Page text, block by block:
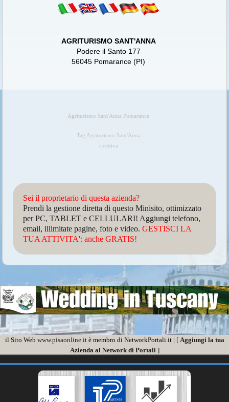
AGRITURISMO SANT'ANNA
Podere il Santo 177
56045 Pomarance (PI)
Agriturismo Sant'Anna Pomarance
Tag Agriturismo Sant'Anna
ricettiva
Sei il proprietario di questa azienda?
Prendi la gestione diretta di questo Minisito, ottimizzato
per PC, TABLET e CELLULARI! Aggiungi telefono,
email, illimitate pagine, foto e video.GESTISCI LA
TUA ATTIVITA': anche GRATIS!
il Sito Web www.pisaonline.itè membro di NetworkPortali.it | [ Aggiungi la tua
Azienda al Network di Portali ]